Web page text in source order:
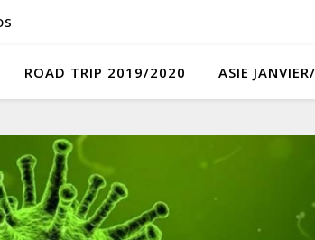
ROAD TRIP 2019/2020 ASIE